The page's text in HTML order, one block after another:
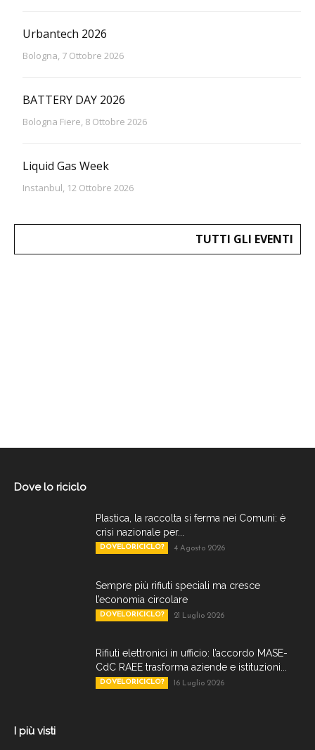
Urbantech 2026
Bologna, 7 Ottobre 2026
BATTERY DAY 2026
Bologna Fiere, 8 Ottobre 2026
Liquid Gas Week
Instanbul, 12 Ottobre 2026
TUTTI GLI EVENTI
Dove lo riciclo
Plastica, la raccolta si ferma nei Comuni: è
crisi nazionale per...
DOVELORICICLO? 4 Agosto 2026
Sempre più rifiuti speciali ma cresce
l’economia circolare
DOVELORICICLO? 21 Luglio 2026
Rifiuti elettronici in ufficio: l’accordo MASE-
CdC RAEE trasforma aziende e istituzioni...
DOVELORICICLO? 16 Luglio 2026
I più visti